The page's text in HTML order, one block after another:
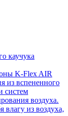
каучука
K-Flex AIR
из вспененного
систем
воздуха.
влагу из воздуха,